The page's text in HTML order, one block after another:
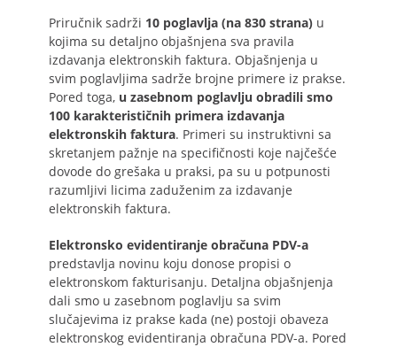
Priručnik sadrži 10 poglavlja (na 830 strana) u
kojima su detaljno objašnjena sva pravila
izdavanja elektronskih faktura. Objašnjenja u
svim poglavljima sadrže brojne primere iz prakse.
Pored toga, u zasebnom poglavlju obradili smo
100 karakterističnih primera izdavanja
elektronskih faktura. Primeri su instruktivni sa
skretanjem pažnje na specifičnosti koje najčešće
dovode do grešaka u praksi, pa su u potpunosti
razumljivi licima zaduženim za izdavanje
elektronskih faktura.
Elektronsko evidentiranje obračuna PDV-a
predstavlja novinu koju donose propisi o
elektronskom fakturisanju. Detaljna objašnjenja
dali smo u zasebnom poglavlju sa svim
slučajevima iz prakse kada (ne) postoji obaveza
elektronskog evidentiranja obračuna PDV-a. Pored